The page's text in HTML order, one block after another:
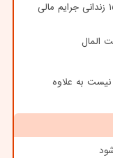
مشارکت ستاد اجرائی فرمان امام در آزادی ۱۵۲۳ زندانی جرایم مالی
نیست به علاوه